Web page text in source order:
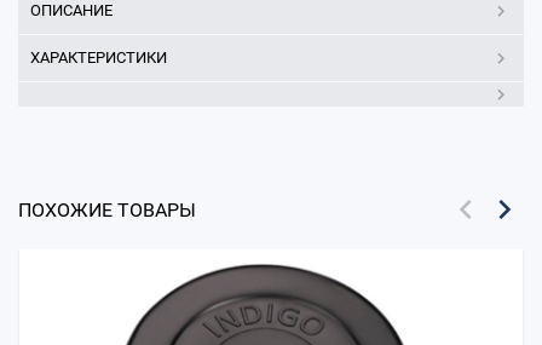
ОПИСАНИЕ
ХАРАКТЕРИСТИКИ
ПОХОЖИЕ ТОВАРЫ